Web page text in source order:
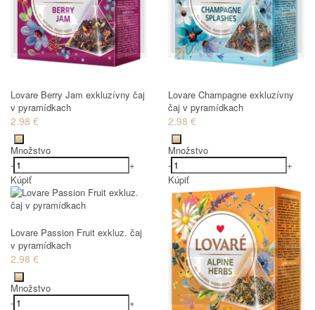
Lovare Berry Jam exkluzívny čaj
v pyramídkach
2.98 €
Množstvo
-
+
Kúpiť
Lovare Champagne exkluzívny
čaj v pyramídkach
2.98 €
Množstvo
-
+
Kúpiť
Lovare Passion Fruit exkluz. čaj
v pyramídkach
2.98 €
Množstvo
-
+